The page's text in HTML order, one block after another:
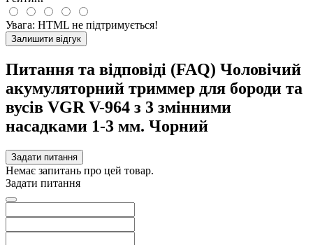
Увага: HTML не підтримується!
Залишити відгук
Питання та відповіді (FAQ) Чоловічий
акумуляторний триммер для бороди та
вусів VGR V-964 з 3 змінними
насадками 1-3 мм. Чорний
Задати питання
Немає запитань про цей товар.
Задати питання